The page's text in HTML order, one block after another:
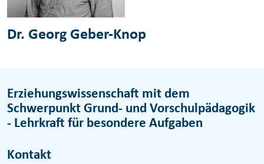
Dr. Georg Geber-Knop
Erziehungswissenschaft mit dem
Schwerpunkt Grund- und Vorschulpädagogik
- Lehrkraft für besondere Aufgaben
Kontakt